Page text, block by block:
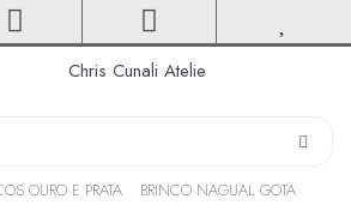
OURO E PRATA BRINCO NAGUAL GOTA